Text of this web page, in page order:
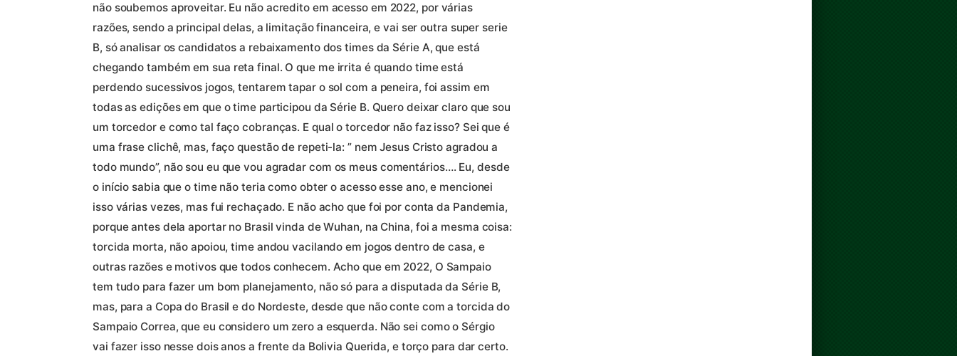
não soubemos aproveitar. Eu não acredito em acesso em 2022, por várias
razões, sendo a principal delas, a limitação financeira, e vai ser outra super serie
B, só analisar os candidatos a rebaixamento dos times da Série A, que está
chegando também em sua reta final. O que me irrita é quando time está
perdendo sucessivos jogos, tentarem tapar o sol com a peneira, foi assim em
todas as edições em que o time participou da Série B. Quero deixar claro que sou
um torcedor e como tal faço cobranças. E qual o torcedor não faz isso? Sei que é
uma frase clichê, mas, faço questão de repeti-la: ” nem Jesus Cristo agradou a
todo mundo”, não sou eu que vou agradar com os meus comentários…. Eu, desde
o início sabia que o time não teria como obter o acesso esse ano, e mencionei
isso várias vezes, mas fui rechaçado. E não acho que foi por conta da Pandemia,
porque antes dela aportar no Brasil vinda de Wuhan, na China, foi a mesma coisa:
torcida morta, não apoiou, time andou vacilando em jogos dentro de casa, e
outras razões e motivos que todos conhecem. Acho que em 2022, O Sampaio
tem tudo para fazer um bom planejamento, não só para a disputada da Série B,
mas, para a Copa do Brasil e do Nordeste, desde que não conte com a torcida do
Sampaio Correa, que eu considero um zero a esquerda. Não sei como o Sérgio
vai fazer isso nesse dois anos a frente da Bolivia Querida, e torço para dar certo.